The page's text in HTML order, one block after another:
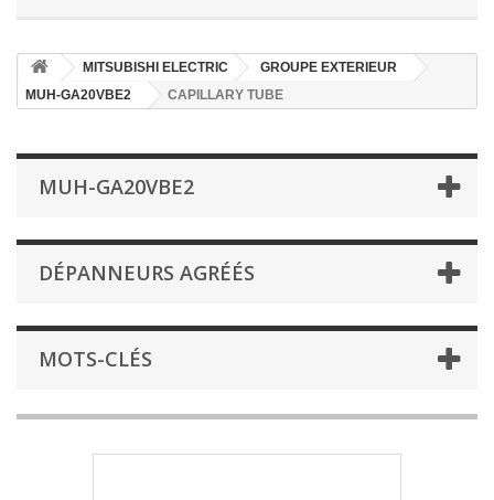
MITSUBISHI ELECTRIC
GROUPE EXTERIEUR
MUH-GA20VBE2
CAPILLARY TUBE
MUH-GA20VBE2
DÉPANNEURS AGRÉÉS
MOTS-CLÉS